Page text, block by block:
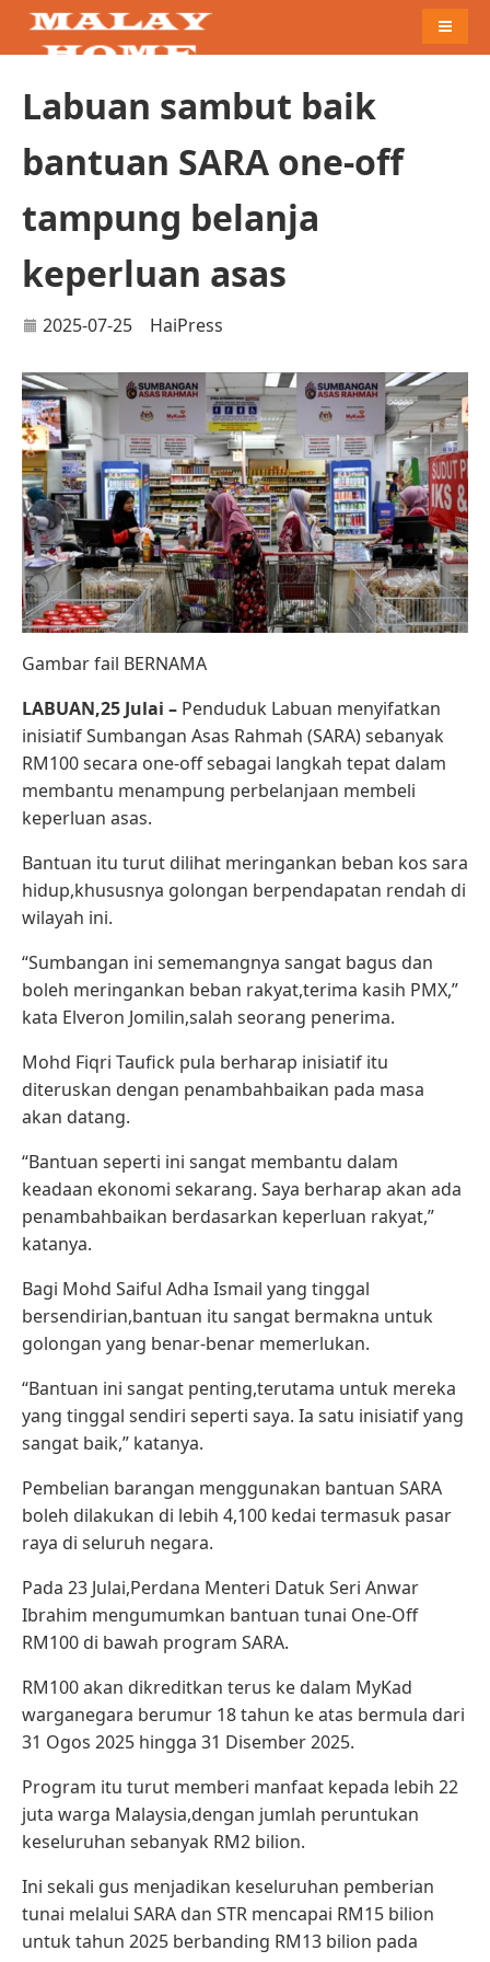
Labuan sambut baik
bantuan SARA one-off
tampung belanja
keperluan asas
2025-07-25 HaiPress
Gambar fail BERNAMA
LABUAN,25 Julai – Penduduk Labuan menyifatkan
inisiatif Sumbangan Asas Rahmah (SARA) sebanyak
RM100 secara one-off sebagai langkah tepat dalam
membantu menampung perbelanjaan membeli
keperluan asas.
Bantuan itu turut dilihat meringankan beban kos sara
hidup,khususnya golongan berpendapatan rendah di
wilayah ini.
“Sumbangan ini sememangnya sangat bagus dan
boleh meringankan beban rakyat,terima kasih PMX,”
kata Elveron Jomilin,salah seorang penerima.
Mohd Fiqri Taufick pula berharap inisiatif itu
diteruskan dengan penambahbaikan pada masa
akan datang.
“Bantuan seperti ini sangat membantu dalam
keadaan ekonomi sekarang. Saya berharap akan ada
penambahbaikan berdasarkan keperluan rakyat,”
katanya.
Bagi Mohd Saiful Adha Ismail yang tinggal
bersendirian,bantuan itu sangat bermakna untuk
golongan yang benar-benar memerlukan.
“Bantuan ini sangat penting,terutama untuk mereka
yang tinggal sendiri seperti saya. Ia satu inisiatif yang
sangat baik,” katanya.
Pembelian barangan menggunakan bantuan SARA
boleh dilakukan di lebih 4,100 kedai termasuk pasar
raya di seluruh negara.
Pada 23 Julai,Perdana Menteri Datuk Seri Anwar
Ibrahim mengumumkan bantuan tunai One‑Off
RM100 di bawah program SARA.
RM100 akan dikreditkan terus ke dalam MyKad
warganegara berumur 18 tahun ke atas bermula dari
31 Ogos 2025 hingga 31 Disember 2025.
Program itu turut memberi manfaat kepada lebih 22
juta warga Malaysia,dengan jumlah peruntukan
keseluruhan sebanyak RM2 bilion.
Ini sekali gus menjadikan keseluruhan pemberian
tunai melalui SARA dan STR mencapai RM15 bilion
untuk tahun 2025 berbanding RM13 bilion pada